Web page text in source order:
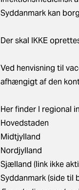
Syddanmark kan
Der skal IKKE
Ved henvisning til
afhængigt af den
Her finder I regional
Hovedstaden
Midtjylland
Nordjylland
Sjælland (link ikke
Syddanmark(side til